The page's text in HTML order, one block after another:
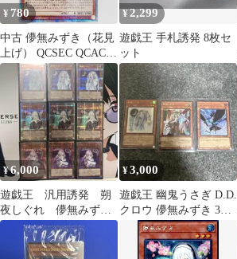
¥ 780
中古 儚無みずき（花見
上げ） QCSEC QCAC-
JP052
¥2,299
遊戯王 手札誘発 8枚セ
ット
¥6,000
遊戯王 汎用誘発 朔
夜しぐれ 儚無みず
き 浮幽さくら 25th
シークレット
¥3,000
遊戯王 幽鬼うさぎ D.D.
クロウ 儚無みずき 3枚
セット